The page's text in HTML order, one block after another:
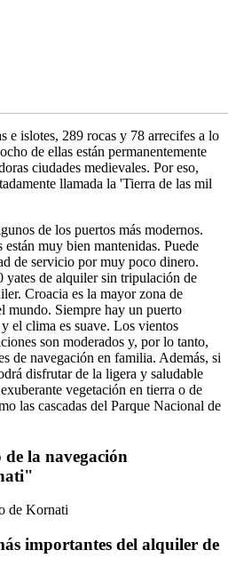
e islotes, 289 rocas y 78 arrecifes a lo
de ellas están permanentemente
ciudades medievales. Por eso,
llamada la 'Tierra de las mil
de los puertos más modernos.
muy bien mantenidas. Puede
de servicio por muy poco dinero.
yates de alquiler sin tripulación de
Croacia es la mayor zona de
mundo. Siempre hay un puerto
el clima es suave. Los vientos
son moderados y, por lo tanto,
de navegación en familia. Además, si
disfrutar de la ligera y saludable
vegetación en tierra o de
las cascadas del Parque Nacional de
la navegación
importantes del alquiler de